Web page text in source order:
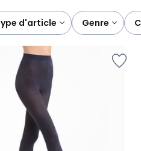
type d'article genre